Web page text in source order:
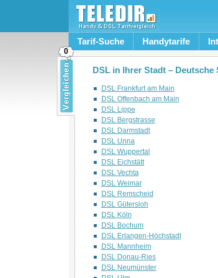
Tarif-Suche Handytarife
DSL in Ihrer Stadt –
DSL Frankfurt am Main
DSL Offenbach am Main
DSL Lippe
DSL Bergstrasse
DSL Darmstadt
DSL Unna
DSL Wuppertal
DSL Eichstätt
DSL Vechta
DSL Weimar
DSL Remscheid
DSL Gütersloh
DSL Köln
DSL Bochum
DSL Erlangen-Höchstadt
DSL Mannheim
DSL Donau-Ries
DSL Neumünster
0